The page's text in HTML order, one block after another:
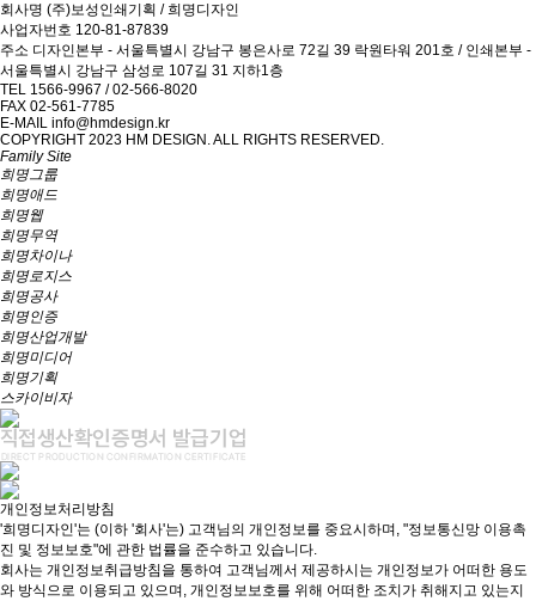
회사명 (주)보성인쇄기획 / 희명디자인
사업자번호 120-81-87839
주소 디자인본부 - 서울특별시 강남구 봉은사로 72길 39 락원타워 201호 / 인쇄본부 -
서울특별시 강남구 삼성로 107길 31 지하1층
TEL 1566-9967 / 02-566-8020
FAX 02-561-7785
E-MAIL info@hmdesign.kr
COPYRIGHT 2023 HM DESIGN. ALL RIGHTS RESERVED.
Family Site
희명그룹
희명애드
희명웹
희명무역
희명차이나
희명로지스
희명공사
희명인증
희명산업개발
희명미디어
희명기획
스카이비자
개인정보처리방침
'희명디자인'는 (이하 '회사'는) 고객님의 개인정보를 중요시하며, "정보통신망 이용촉
진 및 정보보호"에 관한 법률을 준수하고 있습니다.
회사는 개인정보취급방침을 통하여 고객님께서 제공하시는 개인정보가 어떠한 용도
와 방식으로 이용되고 있으며, 개인정보보호를 위해 어떠한 조치가 취해지고 있는지